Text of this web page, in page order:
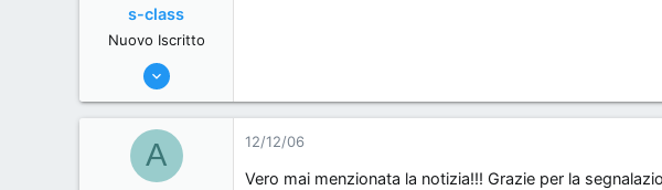
s-class
Nuovo Iscritto
20/6/06
0
A 12/12/06
Vero mai menzionata la notizia!!! Grazie per la